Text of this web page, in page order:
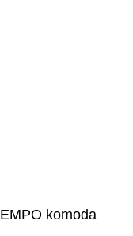
komoda